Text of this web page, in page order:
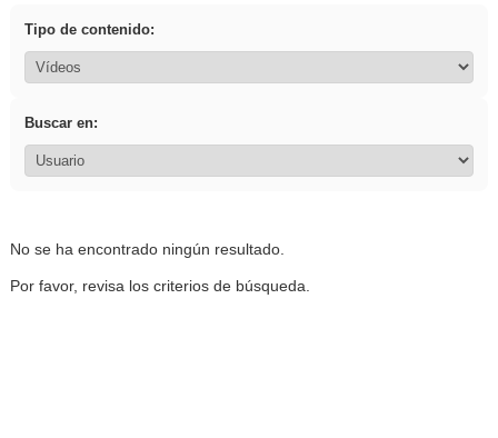
Tipo de contenido:
Buscar en:
No se ha encontrado ningún resultado.
Por favor, revisa los criterios de búsqueda.